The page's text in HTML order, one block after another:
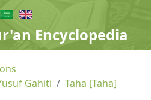
Encyclopedia
Gahiti
Taha [Taha]